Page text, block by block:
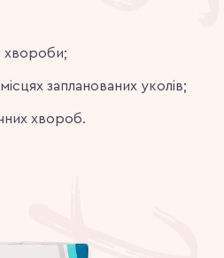
хвороби;
запланованих уколів;
хвороб.